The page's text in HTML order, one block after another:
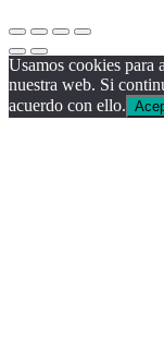
Usamos cookies para
nuestra web. Si
acuerdo con ello.